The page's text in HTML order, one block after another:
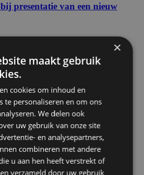
presentatie van een nieuw
bij Plus supermarkten en
park de hoge veluwe
×
maakt gebruik
cookies om inhoud en
te personaliseren en om ons
We delen ook
uw gebruik van onze site
en analysepartners,
combineren met andere
u aan hen heeft verstrekt of
verzameld door uw gebruik